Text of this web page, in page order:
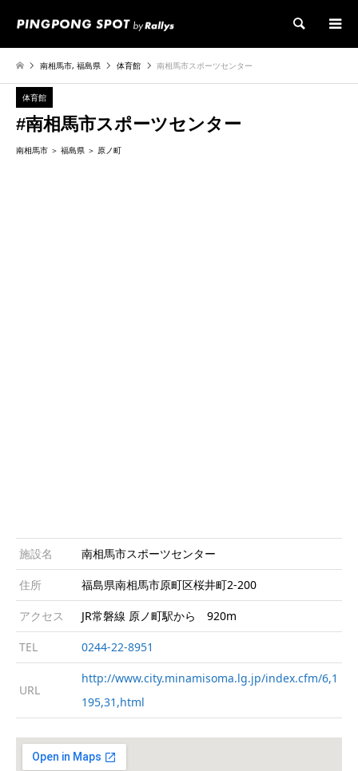
検索
南相馬市,福島県 体育館 南相馬市スポーツセンター
体育館
#南相馬市スポーツセンター
南相馬市 福島県 原ノ町
施設名 南相馬市スポーツセンター
住所 福島県南相馬市原町区桜井町2-200
アクセス JR常磐線 原ノ町駅から 920m
TEL 0244-22-8951
URL
http://www.city.minamisoma.lg.jp/index.cfm/6,1
195,31,html